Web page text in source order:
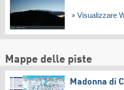
Visualizzare
Mappe delle piste
Madonna di